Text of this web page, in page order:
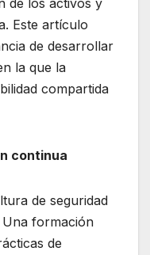
Este artículo
de desarrollar
la que la
compartida
continua
de seguridad
formación
de